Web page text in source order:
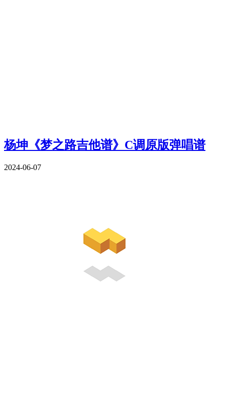
杨坤《梦之路吉他谱》C调原版弹唱谱
2024-06-07